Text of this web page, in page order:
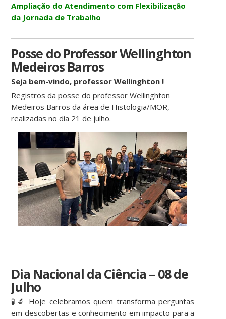
Ampliação do Atendimento com Flexibilização
da Jornada de Trabalho
Posse do Professor Wellinghton
Medeiros Barros
Seja bem-vindo, professor Wellinghton !
Registros da posse do professor Wellinghton
Medeiros Barros da área de Histologia/MOR,
realizadas no dia 21 de julho.
Dia Nacional da Ciência – 08 de
Julho
🧪🔬 Hoje celebramos quem transforma perguntas
em descobertas e conhecimento em impacto para a